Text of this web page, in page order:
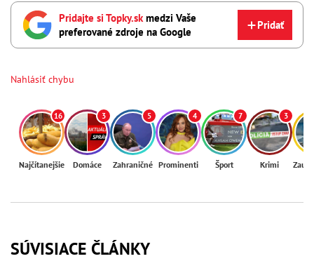
Pridajte si Topky.sk medzi Vaše
preferované zdroje na Google
Pridať
Nahlásiť chybu
16
Najčítanejšie
3
Domáce
5
Zahraničné
4
Prominenti
7
Šport
3
Krimi
SÚVISIACE ČLÁNKY